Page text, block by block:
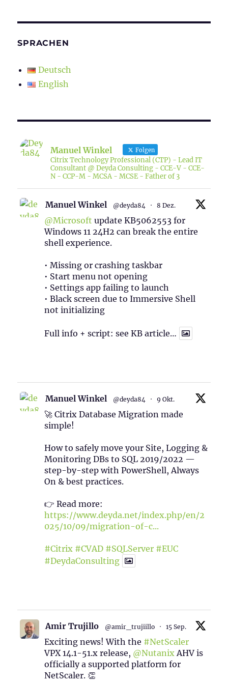
SPRACHEN
Deutsch
English
Manuel Winkel Folgen
Citrix Technology Professional (CTP) - Lead IT
Consultant @ Deyda Consulting - CCE-V - CCE-
N - CCP-M - MCSA - MCSE - Father of 3
Manuel Winkel @deyda84 · 8 Dez.
@Microsoft update KB5062553 for
Windows 11 24H2 can break the entire
shell experience.
• Missing or crashing taskbar
• Start menu not opening
• Settings app failing to launch
• Black screen due to Immersive Shell
not initializing
Full info + script: see KB article…
Manuel Winkel @deyda84 · 9 Okt.
🚀 Citrix Database Migration made
simple!
How to safely move your Site, Logging &
Monitoring DBs to SQL 2019/2022 —
step-by-step with PowerShell, Always
On & best practices.
👉 Read more:
https://www.deyda.net/index.php/en/2
025/10/09/migration-of-c...
#Citrix #CVAD #SQLServer #EUC
#DeydaConsulting
Amir Trujillo @amir_trujiillo · 15 Sep.
Exciting news! With the #NetScaler
VPX 14.1-51.x release, @NutanixAHV is
officially a supported platform for
NetScaler. 👏